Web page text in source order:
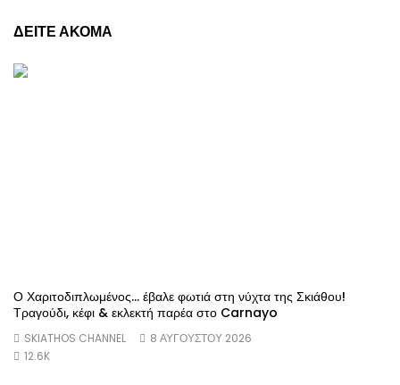
ΔΕΙΤΕ ΑΚΟΜΑ
Ο Χαριτοδιπλωμένος… έβαλε φωτιά στη νύχτα της Σκιάθου!
Τραγούδι, κέφι & εκλεκτή παρέα στο Carnayo
SKIATHOS CHANNEL
8 ΑΥΓΟΎΣΤΟΥ 2026
12.6K